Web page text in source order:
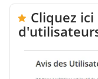
Cliquez